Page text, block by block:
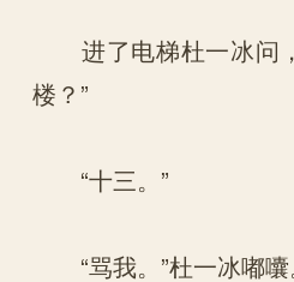
进了电梯杜一冰问
楼？”
“十三。”
“骂我。”杜一冰嘟囔